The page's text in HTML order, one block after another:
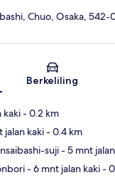
Peta
Chuo, Osaka, 542-
Berkeliling
kaki- 0.2 km
jalan kaki- 0.4 km
suji- 5 mnt
- 6 mnt jalan kaki-